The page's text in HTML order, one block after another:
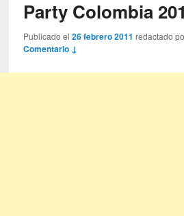
Party Colombia
Publicado el26 febrero 2011 redactado
Comentario ↓